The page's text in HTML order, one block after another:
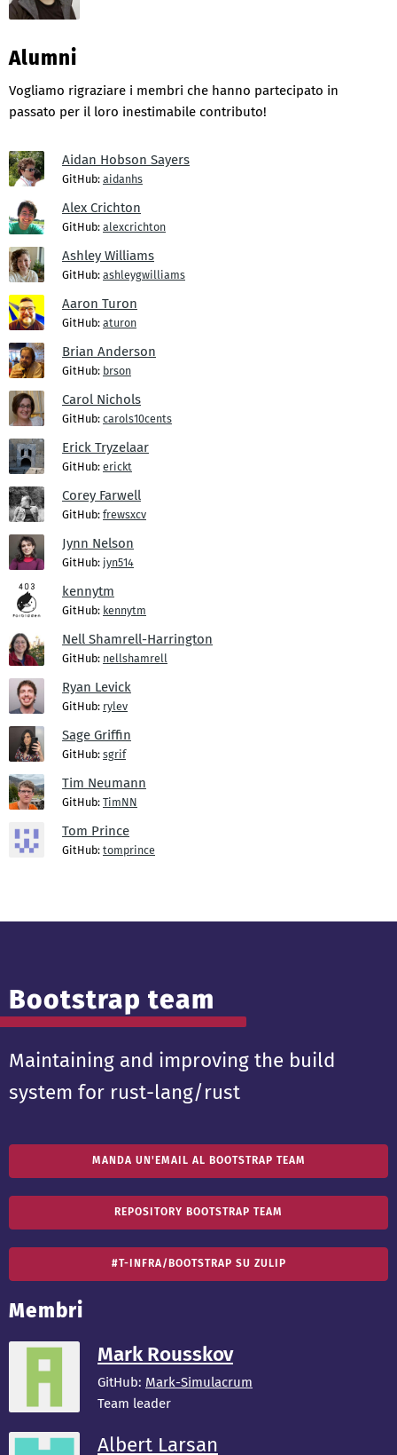
Alumni
Vogliamo rigraziare i membri che hanno partecipato in
passato per il loro inestimabile contributo!
Aidan Hobson Sayers
GitHub: aidanhs
Alex Crichton
GitHub: alexcrichton
Ashley Williams
GitHub: ashleygwilliams
Aaron Turon
GitHub: aturon
Brian Anderson
GitHub: brson
Carol Nichols
GitHub: carols10cents
Erick Tryzelaar
GitHub: erickt
Corey Farwell
GitHub: frewsxcv
Jynn Nelson
GitHub: jyn514
kennytm
GitHub: kennytm
Nell Shamrell-Harrington
GitHub: nellshamrell
Ryan Levick
GitHub: rylev
Sage Griffin
GitHub: sgrif
Tim Neumann
GitHub: TimNN
Tom Prince
GitHub: tomprince
Bootstrap team
Maintaining and improving the build
system for rust-lang/rust
MANDA UN'EMAIL AL BOOTSTRAP TEAM
REPOSITORY BOOTSTRAP TEAM
#T-INFRA/BOOTSTRAP SU ZULIP
Membri
Mark Rousskov
GitHub: Mark-Simulacrum
Team leader
Albert Larsan